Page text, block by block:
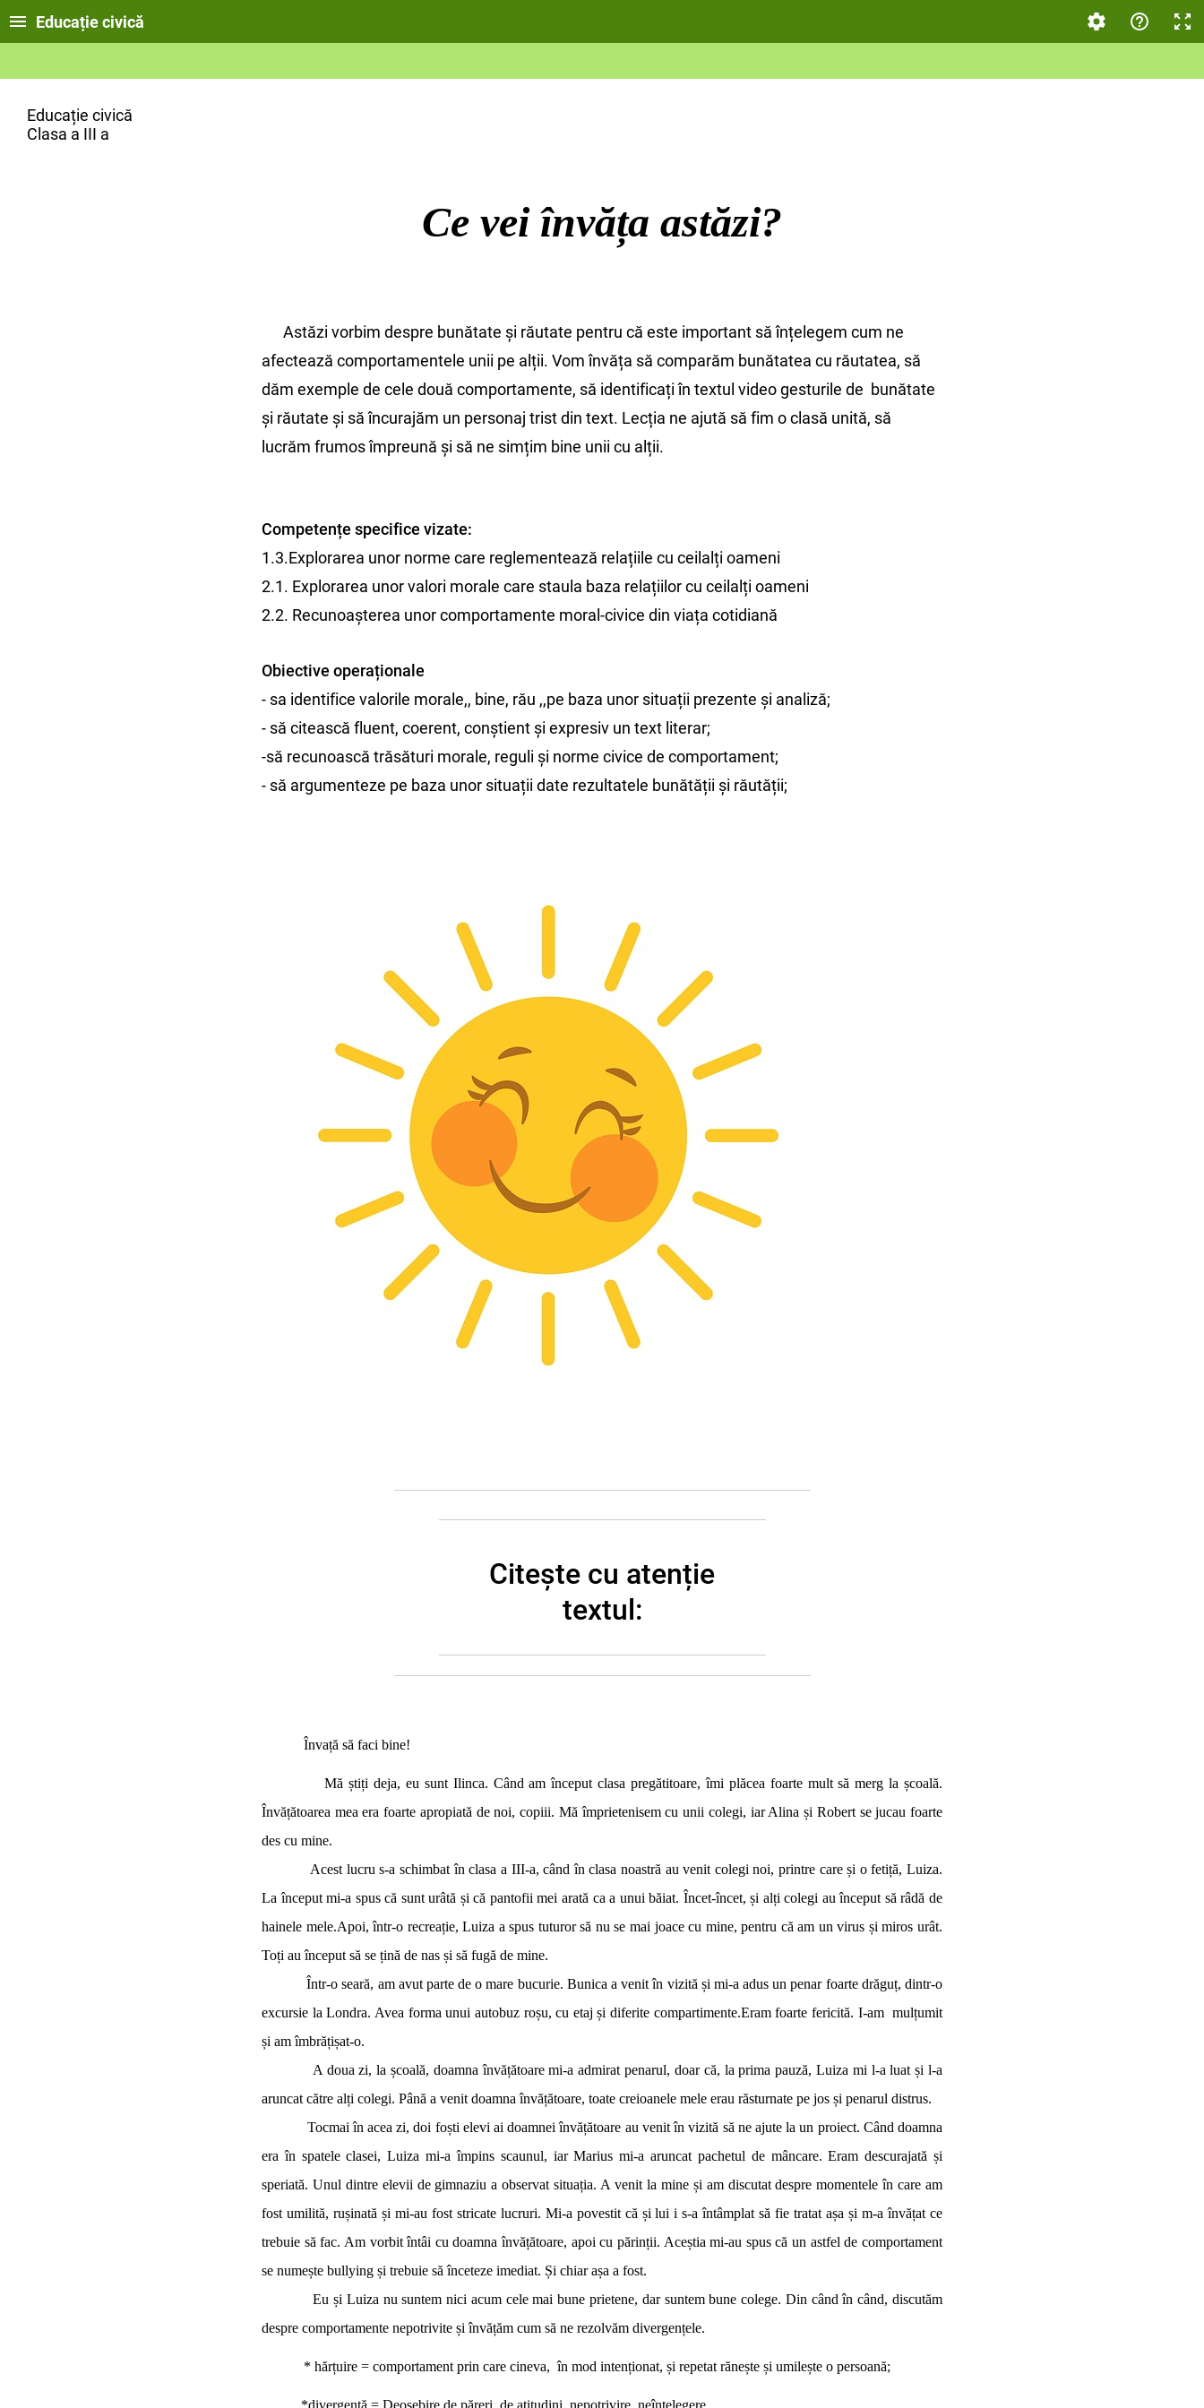
Educație civică
Educație civică
Clasa a III a
Ce vei învăța astăzi?
Astăzi vorbim despre bunătate și răutate pentru că este important să înțelegem cum ne
afectează comportamentele unii pe alții. Vom învăța să comparăm bunătatea cu răutatea, să
dăm exemple de cele două comportamente, să identificați în textul video gesturile de bunătate
și răutate și să încurajăm un personaj trist din text. Lecția ne ajută să fim o clasă unită, să
lucrăm frumos împreună și să ne simțim bine unii cu alții.
Competențe specifice vizate:
1.3.Explorarea unor norme care reglementează relațiile cu ceilalți oameni
2.1. Explorarea unor valori morale care staula baza relațiilor cu ceilalți oameni
2.2. Recunoașterea unor comportamente moral-civice din viața cotidiană
Obiective operaționale
- sa identifice valorile morale,, bine, rău ,,pe baza unor situații prezente și analiză;
- să citească fluent, coerent, conștient și expresiv un text literar;
-să recunoască trăsături morale, reguli și norme civice de comportament;
- să argumenteze pe baza unor situații date rezultatele bunătății și răutății;
Citește cu atenție
textul:
Învață să faci bine!
Mă știți deja, eu sunt Ilinca. Când am început clasa pregătitoare, îmi plăcea foarte mult să merg la școală.
Învățătoarea mea era foarte apropiată de noi, copiii. Mă împrietenisem cu unii colegi, iar Alina și Robert se jucau foarte
des cu mine.
Acest lucru s-a schimbat în clasa a III-a, când în clasa noastră au venit colegi noi, printre care și o fetiță, Luiza.
La început mi-a spus că sunt urâtă și că pantofii mei arată ca a unui băiat. Încet-încet, și alți colegi au început să râdă de
hainele mele.Apoi, într-o recreație, Luiza a spus tuturor să nu se mai joace cu mine, pentru că am un virus și miros urât.
Toți au început să se țină de nas și să fugă de mine.
Într-o seară, am avut parte de o mare bucurie. Bunica a venit în vizită și mi-a adus un penar foarte drăguț, dintr-o
excursie la Londra. Avea forma unui autobuz roșu, cu etaj și diferite compartimente.Eram foarte fericită. I-am mulțumit
și am îmbrățișat-o.
A doua zi, la școală, doamna învățătoare mi-a admirat penarul, doar că, la prima pauză, Luiza mi l-a luat și l-a
aruncat către alți colegi. Până a venit doamna învățătoare, toate creioanele mele erau răsturnate pe jos și penarul distrus.
Tocmai în acea zi, doi foști elevi ai doamnei învățătoare au venit în vizită să ne ajute la un proiect. Când doamna
era în spatele clasei, Luiza mi-a împins scaunul, iar Marius mi-a aruncat pachetul de mâncare. Eram descurajată și
speriată. Unul dintre elevii de gimnaziu a observat situația. A venit la mine și am discutat despre momentele în care am
fost umilită, rușinată și mi-au fost stricate lucruri. Mi-a povestit că și lui i s-a întâmplat să fie tratat așa și m-a învățat ce
trebuie să fac. Am vorbit întâi cu doamna învățătoare, apoi cu părinții. Aceștia mi-au spus că un astfel de comportament
se numește bullying și trebuie să înceteze imediat. Și chiar așa a fost.
Eu și Luiza nu suntem nici acum cele mai bune prietene, dar suntem bune colege. Din când în când, discutăm
despre comportamente nepotrivite și învățăm cum să ne rezolvăm divergențele.
* hărțuire = comportament prin care cineva, în mod intenționat, și repetat rănește și umilește o persoană;
*divergență = Deosebire de păreri, de atitudini, nepotrivire, neînțelegere.